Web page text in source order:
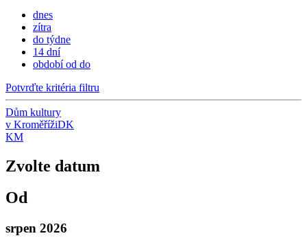
dnes
zítra
do týdne
14 dní
období od do
Potvrďte kritéria filtru
Dům kultury
v KroměřížiDK
KM
Zvolte datum
Od
srpen 2026